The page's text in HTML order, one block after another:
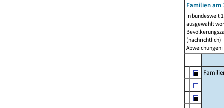
Familien am
In bundesweit
ausgewählt
Abweichungen